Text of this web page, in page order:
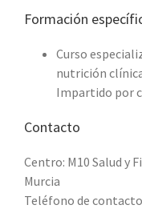
Formación
Curso
nutrición
Impartido por
Contacto
Centro: M10 Salud y
Murcia
Teléfono de